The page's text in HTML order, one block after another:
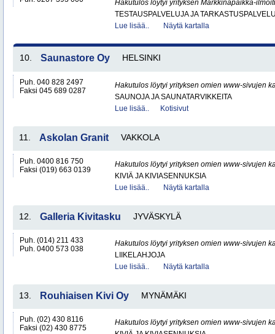
Hakutulos löytyi yrityksen Markkinapaikka-
TESTAUSPALVELUJA JA
Lue lisää..
Näytä kartalla
10. Saunastore Oy HELSINKI
Puh. 040 828 2497
Faksi 045 689 0287
Hakutulos löytyi yrityksen omien www-sivujen
SAUNOJA JA SAUNATARVIKKEITA
Lue lisää..
Kotisivut
11. Askolan Granit VAKKOLA
Puh. 0400 816 750
Faksi (019) 663 0139
Hakutulos löytyi yrityksen omien www-sivujen
KIVIÄ JA KIVIASENNUKSIA
Lue lisää..
Näytä kartalla
12. Galleria Kivitasku JYVÄSKYLÄ
Puh. (014) 211 433
Puh. 0400 573 038
Hakutulos löytyi yrityksen omien www-sivujen
LIIKELAHJOJA
Lue lisää..
Näytä kartalla
13. Rouhiaisen Kivi Oy MYNÄMÄKI
Puh. (02) 430 8116
Faksi (02) 430 8775
Hakutulos löytyi yrityksen omien www-sivujen